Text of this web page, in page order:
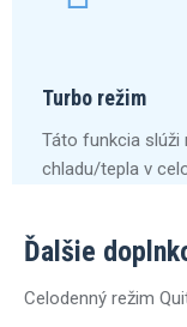
Turbo režim
Táto funkcia
chladu/tepla v
Ďalšie
Celodenný režim